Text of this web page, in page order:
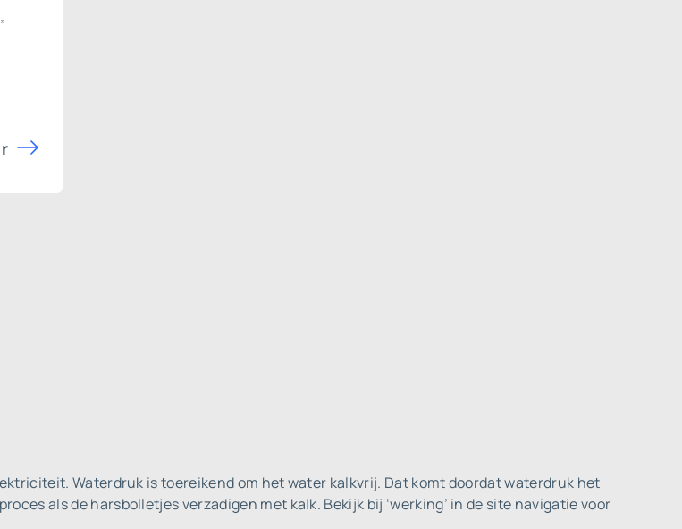
Waterdruk is toereikend om het water kalkvrij. Dat komt doordat waterdruk het
als de harsbolletjes verzadigen met kalk. Bekijk bij ‘werking’ in de site navigatie voor